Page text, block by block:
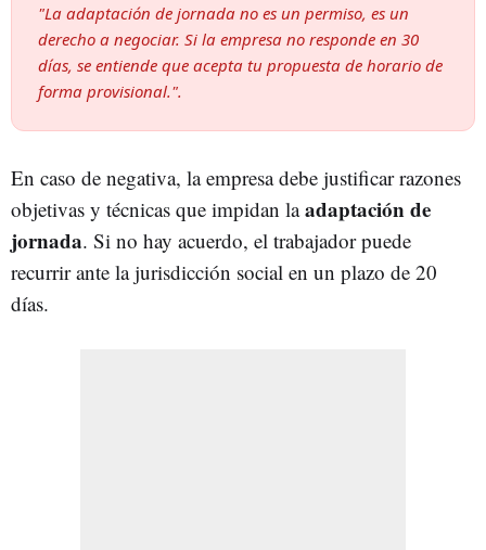
"La adaptación de jornada no es un permiso, es un
derecho a negociar. Si la empresa no responde en 30
días, se entiende que acepta tu propuesta de horario de
forma provisional.".
En caso de negativa, la empresa debe justificar razones
objetivas y técnicas que impidan laadaptación de
jornada. Si no hay acuerdo, el trabajador puede
recurrir ante la jurisdicción social en un plazo de 20
días.